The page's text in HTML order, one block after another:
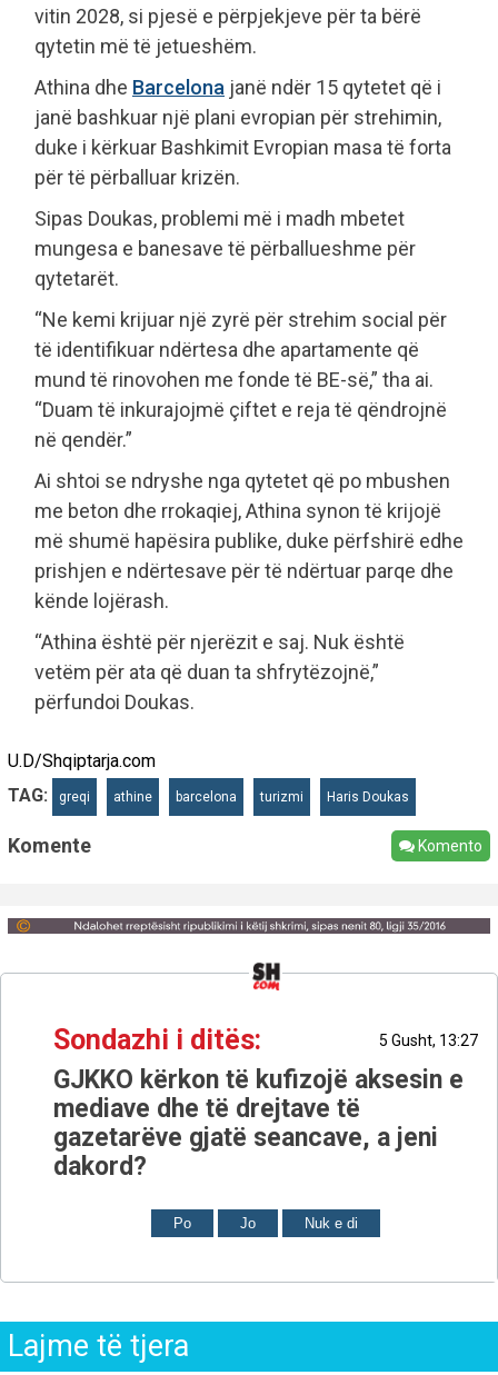
vitin 2028, si pjesë e përpjekjeve për ta bërë
qytetin më të jetueshëm.
Athina dhe Barcelona janë ndër 15 qytetet që i
janë bashkuar një plani evropian për strehimin,
duke i kërkuar Bashkimit Evropian masa të forta
për të përballuar krizën.
Sipas Doukas, problemi më i madh mbetet
mungesa e banesave të përballueshme për
qytetarët.
“Ne kemi krijuar një zyrë për strehim social për
të identifikuar ndërtesa dhe apartamente që
mund të rinovohen me fonde të BE-së,” tha ai.
“Duam të inkurajojmë çiftet e reja të qëndrojnë
në qendër.”
Ai shtoi se ndryshe nga qytetet që po mbushen
me beton dhe rrokaqiej, Athina synon të krijojë
më shumë hapësira publike, duke përfshirë edhe
prishjen e ndërtesave për të ndërtuar parqe dhe
kënde lojërash.
“Athina është për njerëzit e saj. Nuk është
vetëm për ata që duan ta shfrytëzojnë,”
përfundoi Doukas.
U.D/Shqiptarja.com
TAG:
greqi athine barcelona turizmi Haris Doukas
Komente Komento
Sondazhi i ditës: 5 Gusht, 13:27
GJKKO kërkon të kufizojë aksesin e
mediave dhe të drejtave të
gazetarëve gjatë seancave, a jeni
dakord?
Po Jo Nuk e di
Lajme të tjera